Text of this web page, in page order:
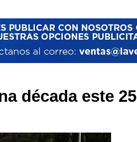
década este 25